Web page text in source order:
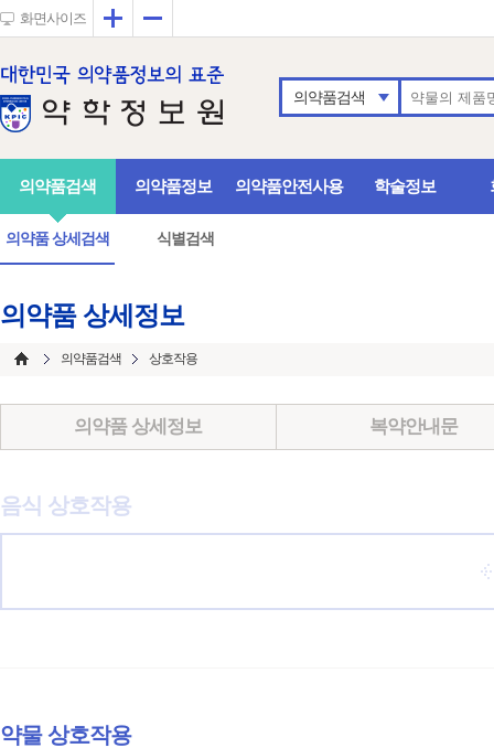
화면사이즈 확대
의약품검색
의약품검색
의약품 상세검색 식별검색
의약품정보 의약품안전사용 학술정보
의약품 상세정보
의약품검색 상호작용
의약품 상세정보 복약안내문
음식 상호작용
약물 상호작용